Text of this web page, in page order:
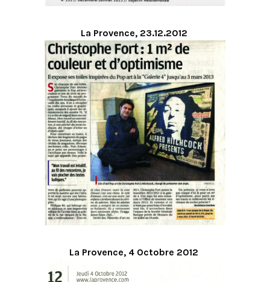
La Provence, 23.12.2012
La Provence, 4 Octobre 2012